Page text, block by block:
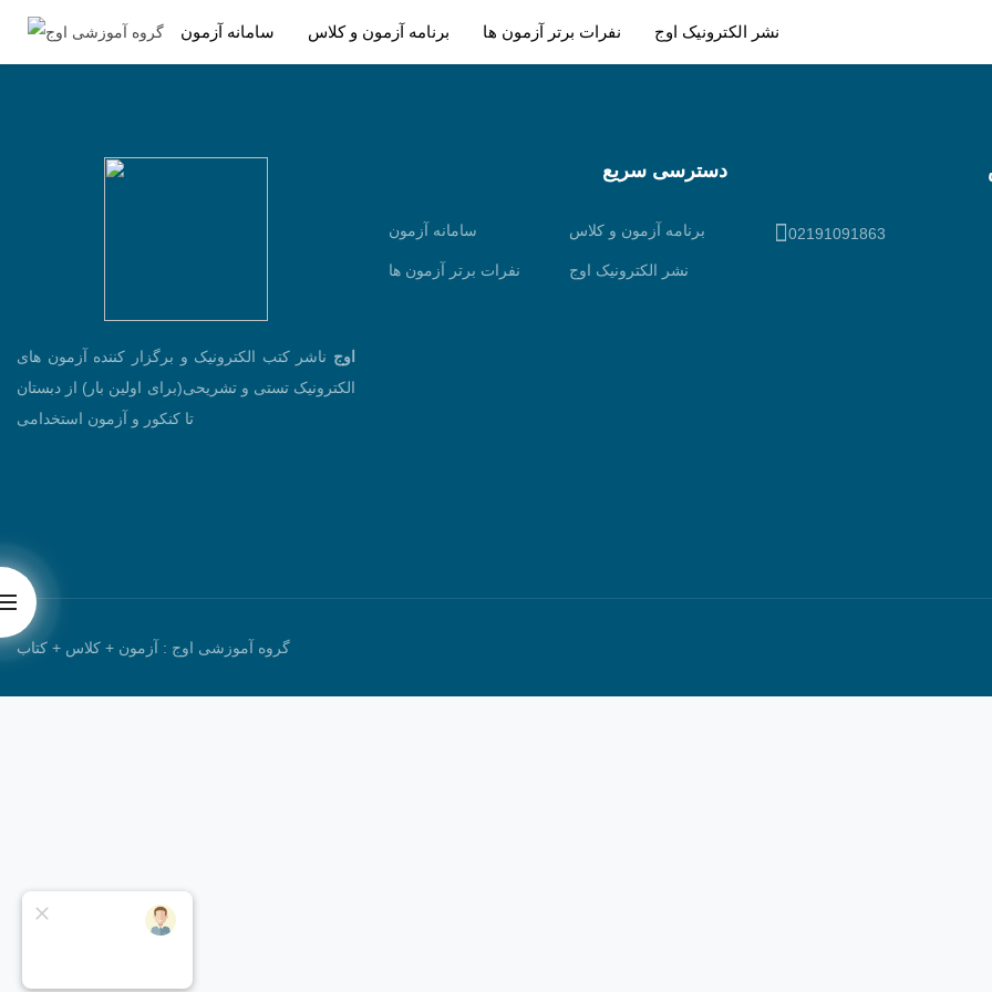
سامانه آزمون برنامه آزمون و کلاس نفرات برتر آزمون ها نشر الکترونیک اوج
اوج ناشر کتب الکترونیک و برگزار کننده آزمون های
الکترونیک تستی و تشریحی(برای اولین بار) از دبستان
تا کنکور و آزمون استخدامی
دسترسی سریع
سامانه آزمون برنامه آزمون و کلاس
نفرات برتر آزمون ها نشر الکترونیک اوج
02191091863
گروه آموزشی اوج : آزمون + کلاس + کتاب